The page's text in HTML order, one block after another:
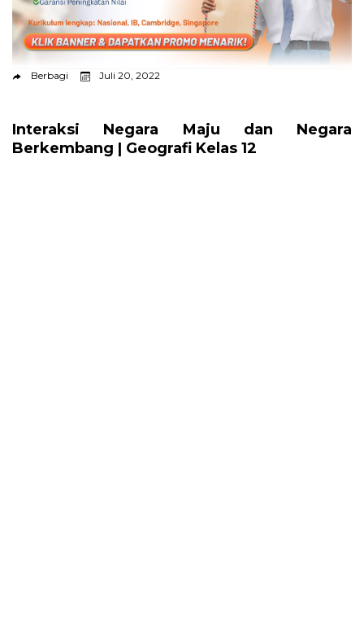
Berbagi Juli 20, 2022
Interaksi Negara Maju dan Negara
Berkembang | Geografi Kelas 12